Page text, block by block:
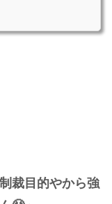
裁目的やから強